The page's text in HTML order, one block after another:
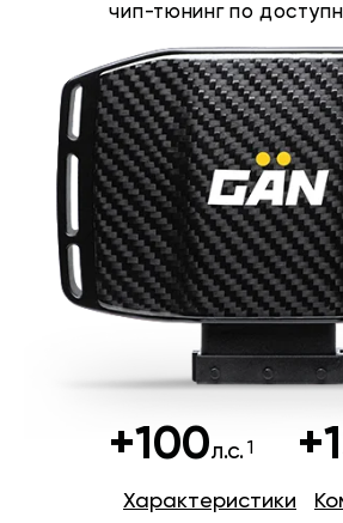
чип-тюнинг по
+100л.с.
Характеристики